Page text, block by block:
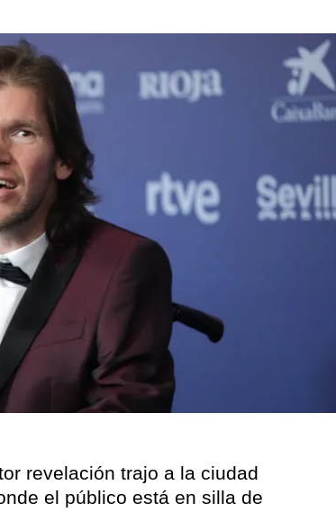
revelación trajo a la ciudad
el público está en silla de